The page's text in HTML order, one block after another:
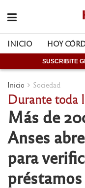
INICIO HOY
SUSCRIBITE
Inicio Sociedad
Durante toda
Más de
Anses
para